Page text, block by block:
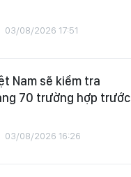
03/08/2026 17:51
Nam sẽ kiểm tra
70 trường hợp trước
03/08/2026 16:26